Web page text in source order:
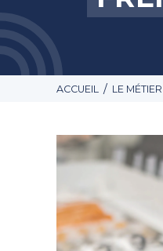
ACCUEIL / LE MÉTIER